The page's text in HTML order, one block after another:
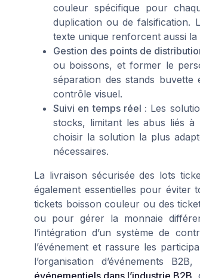
couleur spécifique pour
duplication ou de falsification.
texte unique renforcent aussi la
Gestion des points de
ou boissons, et former le
séparation des stands
contrôle visuel.
Suivi en temps réel : Les
stocks, limitant les abus liés
choisir la solution la plus
nécessaires.
La livraison sécurisée des lots
également essentielles pour éviter
tickets boisson couleur ou des
ou pour gérer la monnaie
l’intégration d’un système de
l’événement et rassure les
l’organisation d’événements
événementiels dans l’industrie B2B,